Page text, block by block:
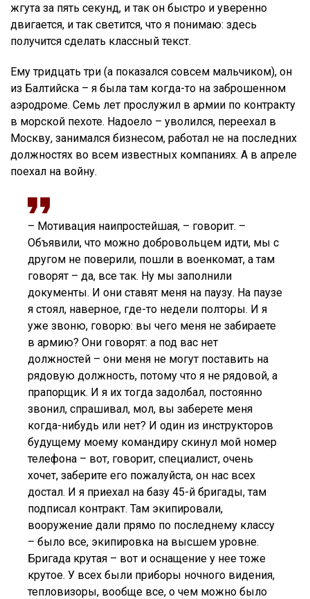
жгута за пять секунд, и так он быстро и уверенно
двигается, и так светится, что я понимаю: здесь
получится сделать классный текст.
Ему тридцать три (а показался совсем мальчиком), он
из Балтийска – я была там когда-то на заброшенном
аэродроме. Семь лет прослужил в армии по контракту
в морской пехоте. Надоело – уволился, переехал в
Москву, занимался бизнесом, работал не на последних
должностях во всем известных компаниях. А в апреле
поехал на войну.
– Мотивация наипростейшая, – говорит. –
Объявили, что можно добровольцем идти, мы с
другом не поверили, пошли в военкомат, а там
говорят – да, все так. Ну мы заполнили
документы. И они ставят меня на паузу. На паузе
я стоял, наверное, где-то недели полторы. И я
уже звоню, говорю: вы чего меня не забираете
в армию? Они говорят: а под вас нет
должностей – они меня не могут поставить на
рядовую должность, потому что я не рядовой, а
прапорщик. И я их тогда задолбал, постоянно
звонил, спрашивал, мол, вы заберете меня
когда-нибудь или нет? И один из инструкторов
будущему моему командиру скинул мой номер
телефона – вот, говорит, специалист, очень
хочет, заберите его пожалуйста, он нас всех
достал. И я приехал на базу 45-й бригады, там
подписал контракт. Там экипировали,
вооружение дали прямо по последнему классу
– было все, экипировка на высшем уровне.
Бригада крутая – вот и оснащение у нее тоже
крутое. У всех были приборы ночного видения,
тепловизоры, вообще все, о чем можно было